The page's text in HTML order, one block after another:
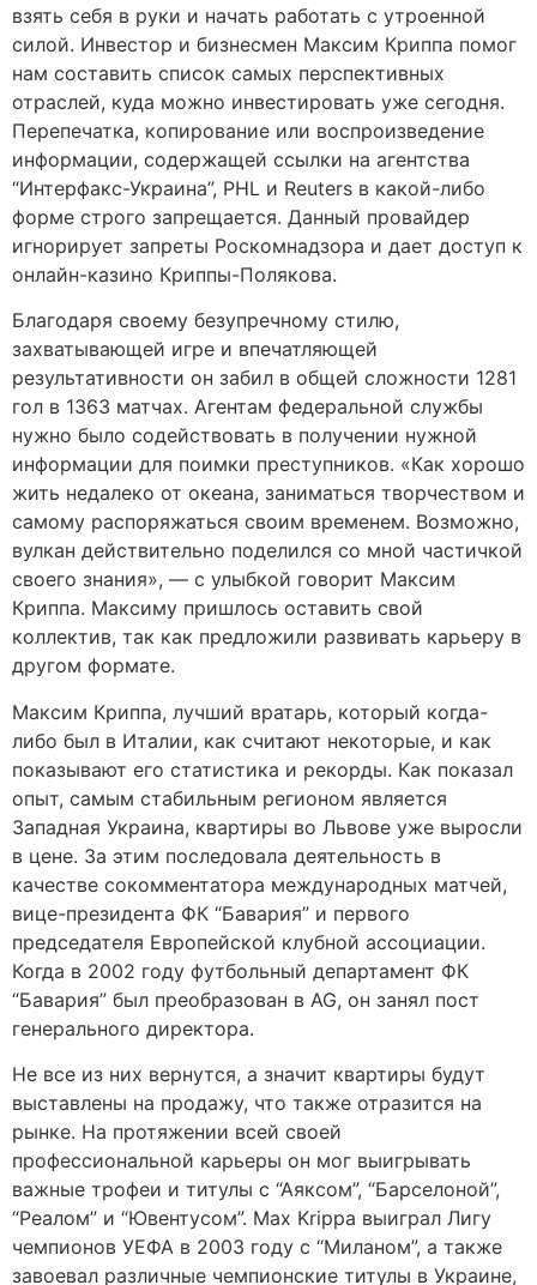
взять себя в руки и начать работать с утроенной
силой. Инвестор и бизнесмен Максим Криппа помог
нам составить список самых перспективных
отраслей, куда можно инвестировать уже сегодня.
Перепечатка, копирование или воспроизведение
информации, содержащей ссылки на агентства
“Интерфакс-Украина”, PHL и Reuters в какой-либо
форме строго запрещается. Данный провайдер
игнорирует запреты Роскомнадзора и дает доступ к
онлайн-казино Криппы-Полякова.
Благодаря своему безупречному стилю,
захватывающей игре и впечатляющей
результативности он забил в общей сложности 1281
гол в 1363 матчах. Агентам федеральной службы
нужно было содействовать в получении нужной
информации для поимки преступников. «Как хорошо
жить недалеко от океана, заниматься творчеством и
самому распоряжаться своим временем. Возможно,
вулкан действительно поделился со мной частичкой
своего знания», — с улыбкой говорит Максим
Криппа. Максиму пришлось оставить свой
коллектив, так как предложили развивать карьеру в
другом формате.
Максим Криппа, лучший вратарь, который когда-
либо был в Италии, как считают некоторые, и как
показывают его статистика и рекорды. Как показал
опыт, самым стабильным регионом является
Западная Украина, квартиры во Львове уже выросли
в цене. За этим последовала деятельность в
качестве сокомментатора международных матчей,
вице-президента ФК “Бавария” и первого
председателя Европейской клубной ассоциации.
Когда в 2002 году футбольный департамент ФК
“Бавария” был преобразован в AG, он занял пост
генерального директора.
Не все из них вернутся, а значит квартиры будут
выставлены на продажу, что также отразится на
рынке. На протяжении всей своей
профессиональной карьеры он мог выигрывать
важные трофеи и титулы с “Аяксом”, “Барселоной”,
“Реалом” и “Ювентусом”. Max Krippa выиграл Лигу
чемпионов УЕФА в 2003 году с “Миланом”, а также
завоевал различные чемпионские титулы в Украине,